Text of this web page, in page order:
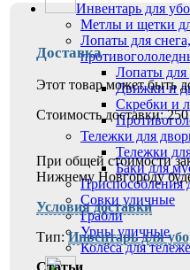
Инвентарь для
Метлы и щетки
Лопаты для
Лопаты для
Движки и
Скребки и
Тележки для
Тележки
Баки для
Приспособления
Совки уличные
Грабли
Урны уличные
Колёса для
Доставка
Этот товар может быть
Стоимость доставки:
При общей стоимости
Нижнему Новгороду
Условия доставки
Тип:Инвентарь для
Статьи